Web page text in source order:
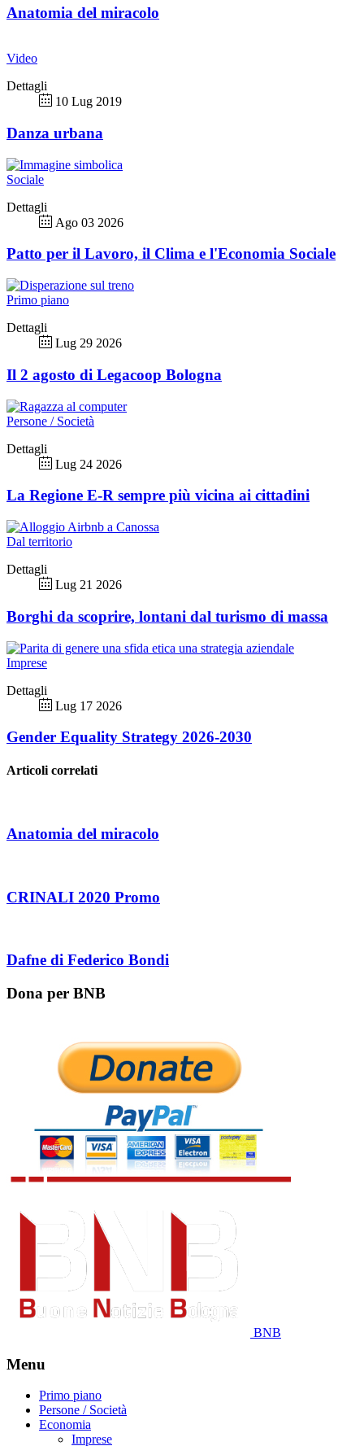
Anatomia del miracolo
Video
Dettagli
10 Lug 2019
Danza urbana
Sociale
Dettagli
Ago 03 2026
Patto per il Lavoro, il Clima e l'Economia Sociale
Primo piano
Dettagli
Lug 29 2026
Il 2 agosto di Legacoop Bologna
Persone / Società
Dettagli
Lug 24 2026
La Regione E-R sempre più vicina ai cittadini
Dal territorio
Dettagli
Lug 21 2026
Borghi da scoprire, lontani dal turismo di massa
Imprese
Dettagli
Lug 17 2026
Gender Equality Strategy 2026-2030
Articoli correlati
Anatomia del miracolo
CRINALI 2020 Promo
Dafne di Federico Bondi
Dona per BNB
BNB
Menu
Primo piano
Persone / Società
Economia
Imprese